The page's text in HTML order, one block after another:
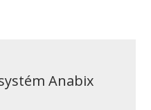
Anabix